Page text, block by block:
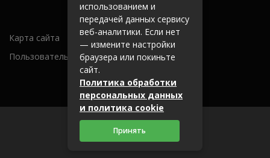
Карта сайта
Пользовательское соглашение
2026 (c) 262600.ru
использованием и
передачей данных сервису
веб-аналитики. Если нет
— измените настройки
браузера или покиньте
сайт.
Политика обработки
персональных данных
и политика cookie
Принять